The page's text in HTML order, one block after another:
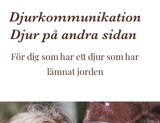
Djurkommunikation
Djur på andra sidan
För dig som har ett djur som har
lämnat jorden